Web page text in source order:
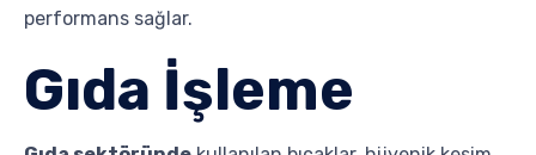
performans sağlar.
Gıda İşleme